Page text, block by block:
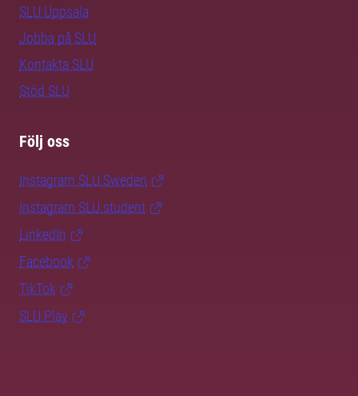
SLU Uppsala
Jobba på SLU
Kontakta SLU
Stöd SLU
Följ oss
Instagram SLU.Sweden
Instagram SLU.student
LinkedIn
Facebook
TikTok
SLU Play